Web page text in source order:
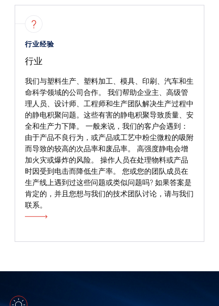
行业经验
行业
我们与塑料生产、塑料加工、模具、印刷、汽车和生
命科学领域的公司合作。 我们帮助企业主、高级管
理人员、设计师、工程师和生产团队解决生产过程中
的静电积聚问题。这些有害的静电积聚导致质量、安
全和生产力下降。 一般来说，我们的客户会遇到：
由于产品不良行为，或产品或工艺中粉尘微粒的吸附
而导致的较高的次品率和废品率。 高强度静电会增
加火灾或爆炸的风险。 操作人员在处理物料或产品
时因受到电击而降低生产率。 您或您的团队成员在
生产线上遇到过这些问题或类似问题吗? 如果答案是
肯定的，并且您想与我们的技术团队讨论，请与我们
联系。